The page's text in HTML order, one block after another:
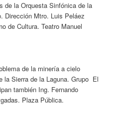
de la Orquesta Sinfónica de la
Dirección Mtro. Luis Peláez
de Cultura. Teatro Manuel
de la minería a cielo
la Sierra de la Laguna. Grupo El
también Ing. Fernando
Plaza Pública.